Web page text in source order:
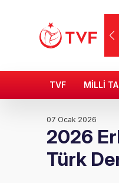
TVF MİLLİ
07 Ocak 2026
2026
Türk